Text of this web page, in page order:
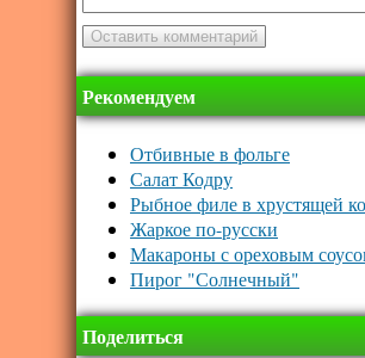
Рекомендуем
Отбивные в фольге
Салат Кодру
Рыбное филе в хрустящей
Жаркое по-русски
Макароны с ореховым
Пирог "Солнечный"
Поделиться